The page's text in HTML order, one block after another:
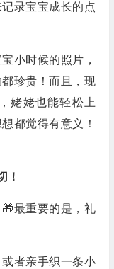
录宝宝成长的点
小时候的照片，
珍贵！而且，现
姥姥也能轻松上
都觉得有意义！
！
最重要的是，礼
者亲手织一条小